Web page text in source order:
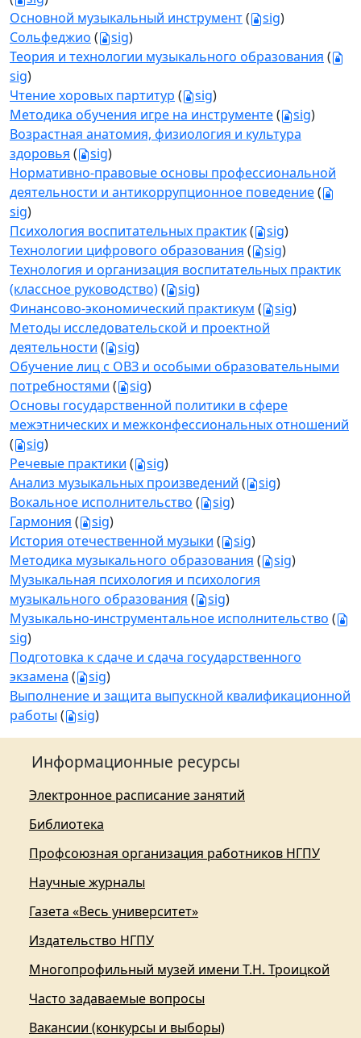
Основной музыкальный инструмент( sig)
Сольфеджио ( sig)
Теория и технологии музыкального образования (
sig)
Чтение хоровых партитур ( sig)
Методика обучения игре на инструменте( sig)
Возрастная анатомия, физиология и культура
здоровья ( sig)
Нормативно-правовые основы профессиональной
деятельности и антикоррупционное поведение(
sig)
Психология воспитательных практик( sig)
Технологии цифрового образования ( sig)
Технология и организация воспитательных практик
(классное руководство)( sig)
Финансово-экономический практикум ( sig)
Методы исследовательской и проектной
деятельности ( sig)
Обучение лиц с ОВЗ и особыми образовательными
потребностями ( sig)
Основы государственной политики в сфере
межэтнических и межконфессиональных отношений
(
sig)
Речевые практики ( sig)
Анализ музыкальных произведений ( sig)
Вокальное исполнительство ( sig)
Гармония ( sig)
История отечественной музыки ( sig)
Методика музыкального образования ( sig)
Музыкальная психология и психология
музыкального образования ( sig)
Музыкально-инструментальное исполнительство (
sig)
Подготовка к сдаче и сдача государственного
экзамена ( sig)
Выполнение и защита выпускной квалификационной
работы ( sig)
Информационные ресурсы
Электронное расписание занятий
Библиотека
Профсоюзная организация работников НГПУ
Научные журналы
Газета «Весь университет»
Издательство НГПУ
Многопрофильный музей имени Т.Н. Троицкой
Часто задаваемые вопросы
Вакансии (конкурсы и выборы)